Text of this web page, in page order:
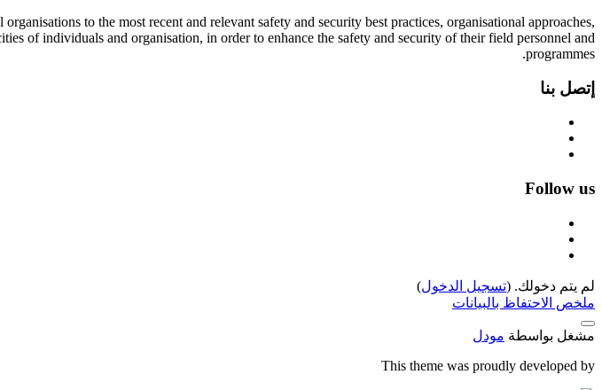
to the most recent and relevant safety and security best practices, organisational approaches,
of individuals and organisation, in order to enhance the safety and security of their field personnel and
programmes.
إتصل بنا
Follow us
لم يتم دخولك. (تسجيل الدخول)
ملخص الاحتفاظ بالبيانات
مشغل بواسطة مودل
This theme was proudly developed by